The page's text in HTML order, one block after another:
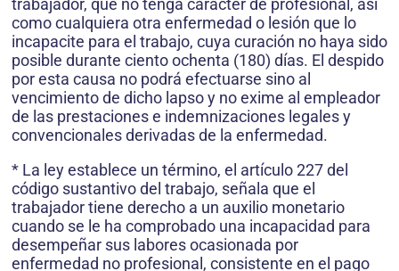
trabajador, que no tenga carácter de profesional, así
como cualquiera otra enfermedad o lesión que lo
incapacite para el trabajo, cuya curación no haya sido
posible durante ciento ochenta (180) días. El despido
por esta causa no podrá efectuarse sino al
vencimiento de dicho lapso y no exime al empleador
de las prestaciones e indemnizaciones legales y
convencionales derivadas de la enfermedad.
* La ley establece un término, el artículo 227 del
código sustantivo del trabajo, señala que el
trabajador tiene derecho a un auxilio monetario
cuando se le ha comprobado una incapacidad para
desempeñar sus labores ocasionada por
enfermedad no profesional, consistente en el pago